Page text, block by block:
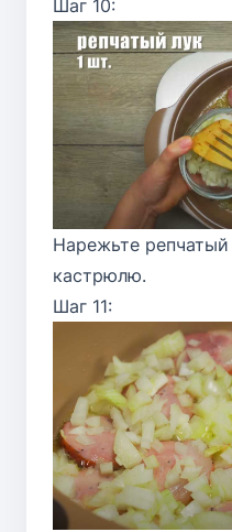
Шаг 10:
Нарежьте репчатый
кастрюлю.
Шаг 11: